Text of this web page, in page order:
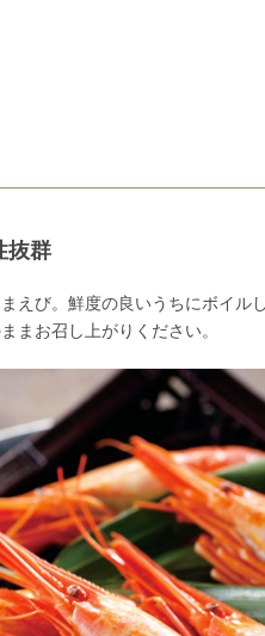
抜群
えび。鮮度の良いうちにボイル
まお召し上がりください。